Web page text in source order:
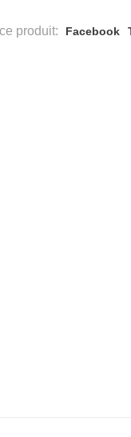
produit: Facebook